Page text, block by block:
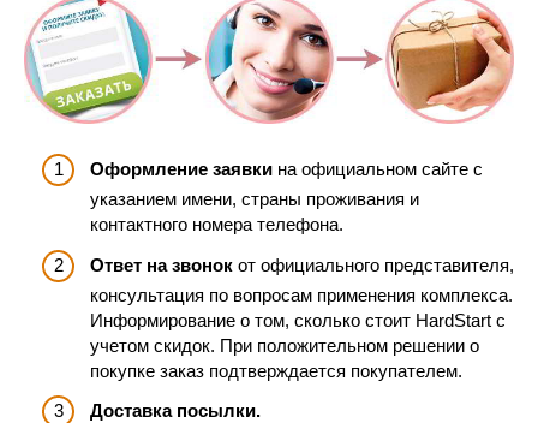
Оформление заявки на официальном сайте с
указанием имени, страны проживания и
контактного номера телефона.
Ответ на звонок от официального представителя,
консультация по вопросам применения комплекса.
Информирование о том, сколько стоит HardStart с
учетом скидок. При положительном решении о
покупке заказ подтверждается покупателем.
Доставка посылки.